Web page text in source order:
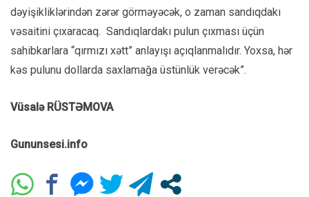
dəyişikliklərindən zərər görməyəcək, o zaman sandıqdakı
vəsaitini çıxaracaq. Sandıqlardakı pulun çıxması üçün
sahibkarlara “qırmızı xətt” anlayışı açıqlanmalıdır. Yoxsa, hər
kəs pulunu dollarda saxlamağa üstünlük verəcək”.
Vüsalə RÜSTƏMOVA
Gununsesi.info